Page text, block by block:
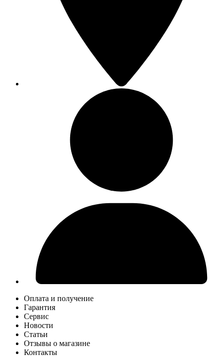
Оплата и получение
Гарантия
Сервис
Новости
Статьи
Отзывы о магазине
Контакты